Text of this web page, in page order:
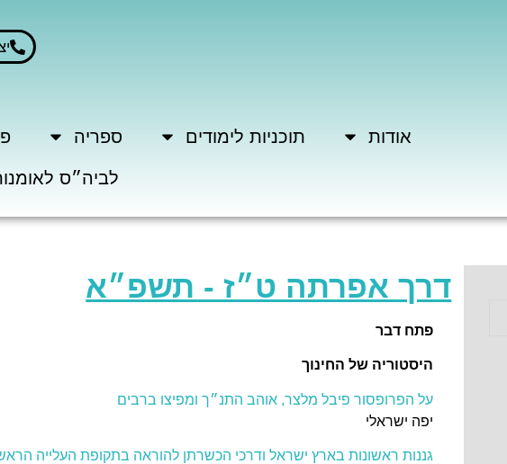
אודות תוכניות לימודים ספריה
לביה״ס
דרך אפרתה ט״ז - תשפ״א
פתח דבר
היסטוריה של החינוך
על הפרופסור פיבל מלצר, אוהב התנ״ך ומפיצו ברבים
יפה ישראלי
גננות ראשונות בארץ ישראל ודרכי הכשרתן להוראה בתקופת העלייה